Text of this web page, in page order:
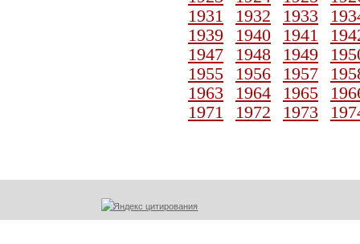
1931
1932 1933
1939
1940 1941
1947
1948 1949
1955
1956 1957
1963
1964 1965
1971
1972 1973